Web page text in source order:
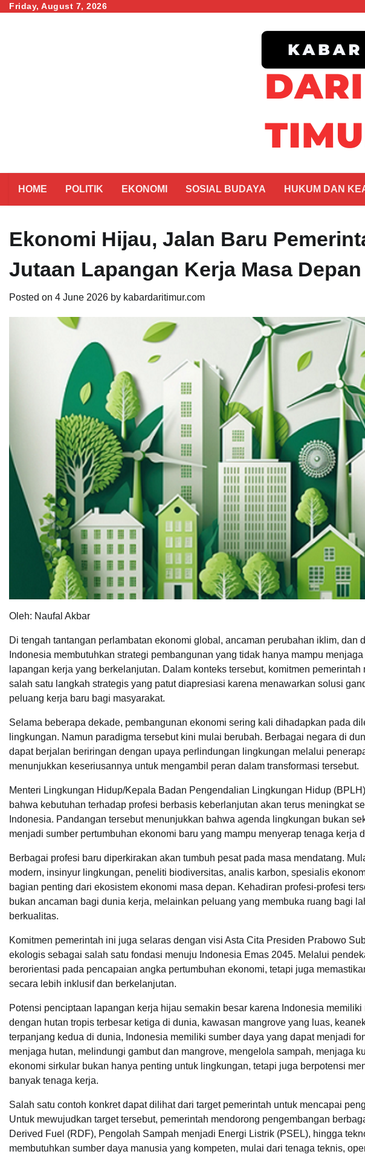
SkipFriday, August 7, 2026
HOME POLITIK EKONOMI SOSIAL BUDAYA HUKUM DAN
Ekonomi Hijau, Jalan Baru
Jutaan Lapangan Kerja Masa Depan
Posted on 4 June 2026 by kabardaritimur.com
Oleh: Naufal Akbar
Di tengah tantangan perlambatan ekonomi global, ancaman perubahan iklim, dan
Indonesia membutuhkan strategi pembangunan yang tidak hanya mampu
lapangan kerja yang berkelanjutan. Dalam konteks tersebut, komitmen
salah satu langkah strategis yang patut diapresiasi karena menawarkan solusi
peluang kerja baru bagi masyarakat.
Selama beberapa dekade, pembangunan ekonomi sering kali dihadapkan pada
lingkungan. Namun paradigma tersebut kini mulai berubah. Berbagai negara di
dapat berjalan beriringan dengan upaya perlindungan lingkungan melalui
menunjukkan keseriusannya untuk mengambil peran dalam transformasi tersebut.
Menteri Lingkungan Hidup/Kepala Badan Pengendalian Lingkungan Hidup
bahwa kebutuhan terhadap profesi berbasis keberlanjutan akan terus meningkat
Indonesia. Pandangan tersebut menunjukkan bahwa agenda lingkungan bukan
menjadi sumber pertumbuhan ekonomi baru yang mampu menyerap tenaga kerja
Berbagai profesi baru diperkirakan akan tumbuh pesat pada masa mendatang.
modern, insinyur lingkungan, peneliti biodiversitas, analis karbon, spesialis
bagian penting dari ekosistem ekonomi masa depan. Kehadiran profesi-profesi
bukan ancaman bagi dunia kerja, melainkan peluang yang membuka ruang bagi
berkualitas.
Komitmen pemerintah ini juga selaras dengan visi Asta Cita Presiden Prabowo
ekologis sebagai salah satu fondasi menuju Indonesia Emas 2045. Melalui
berorientasi pada pencapaian angka pertumbuhan ekonomi, tetapi juga
secara lebih inklusif dan berkelanjutan.
Potensi penciptaan lapangan kerja hijau semakin besar karena Indonesia
dengan hutan tropis terbesar ketiga di dunia, kawasan mangrove yang luas,
terpanjang kedua di dunia, Indonesia memiliki sumber daya yang dapat menjadi
menjaga hutan, melindungi gambut dan mangrove, mengelola sampah, menjaga
ekonomi sirkular bukan hanya penting untuk lingkungan, tetapi juga berpotensi
banyak tenaga kerja.
Salah satu contoh konkret dapat dilihat dari target pemerintah untuk mencapai
Untuk mewujudkan target tersebut, pemerintah mendorong pengembangan
Derived Fuel (RDF), Pengolah Sampah menjadi Energi Listrik (PSEL), hingga
membutuhkan sumber daya manusia yang kompeten, mulai dari tenaga teknis,